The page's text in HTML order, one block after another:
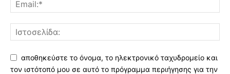
αποθηκεύστε το όνομα, το ηλεκτρονικό ταχυδρομείο και
τον ιστότοπό μου σε αυτό το πρόγραμμα περιήγησης για την